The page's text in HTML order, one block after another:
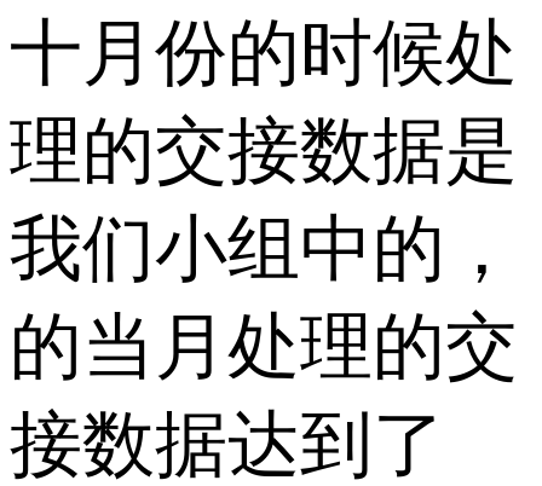
十月份的时候处
理的交接数据是
我们小组中的，
的当月处理的交
接数据达到了